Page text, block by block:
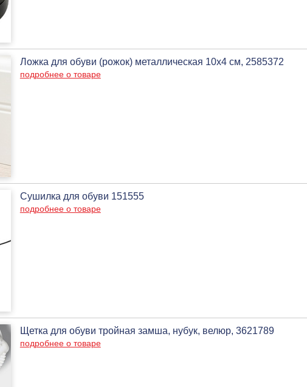
Ложка для обуви (рожок) металлическая 10х4 см, 2585372
подробнее о товаре
Сушилка для обуви 151555
подробнее о товаре
Щетка для обуви тройная замша, нубук, велюр, 3621789
подробнее о товаре